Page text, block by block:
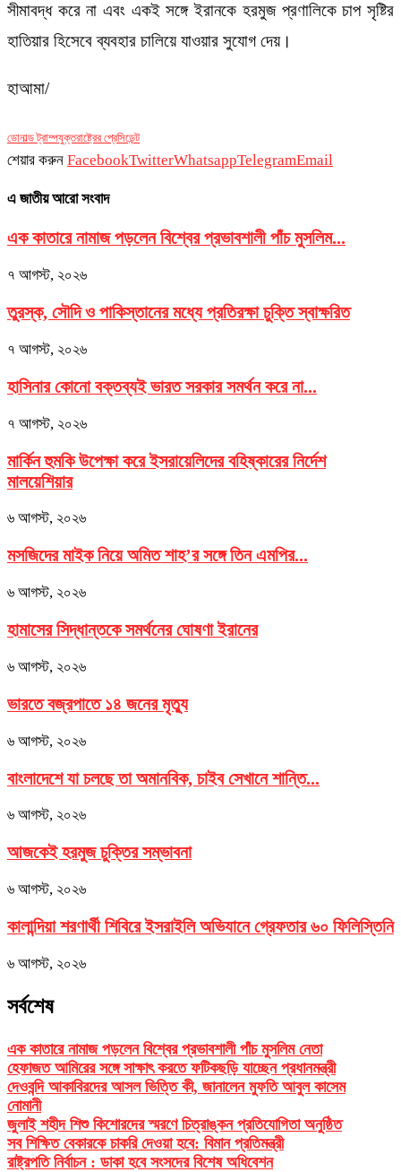
সীমাবদ্ধ করে না এবং একই সঙ্গে ইরানকে হরমুজ প্রণালিকে চাপ সৃষ্টির
হাতিয়ার হিসেবে ব্যবহার চালিয়ে যাওয়ার সুযোগ দেয়।
হাআমা/
ডোনাল্ড ট্রাম্পযুক্তরাষ্ট্রের প্রেসিডেন্ট
শেয়ার করুন FacebookTwitterWhatsappTelegramEmail
এ জাতীয় আরো সংবাদ
এক কাতারে নামাজ পড়লেন বিশ্বের প্রভাবশালী পাঁচ মুসলিম...
৭ আগস্ট, ২০২৬
তুরস্ক, সৌদি ও পাকিস্তানের মধ্যে প্রতিরক্ষা চুক্তি স্বাক্ষরিত
৭ আগস্ট, ২০২৬
হাসিনার কোনো বক্তব্যই ভারত সরকার সমর্থন করে না...
৭ আগস্ট, ২০২৬
মার্কিন হুমকি উপেক্ষা করে ইসরায়েলিদের বহিষ্কারের নির্দেশ
মালয়েশিয়ার
৬ আগস্ট, ২০২৬
মসজিদের মাইক নিয়ে অমিত শাহ’র সঙ্গে তিন এমপির...
৬ আগস্ট, ২০২৬
হামাসের সিদ্ধান্তকে সমর্থনের ঘোষণা ইরানের
৬ আগস্ট, ২০২৬
ভারতে বজ্রপাতে ১৪ জনের মৃত্যু
৬ আগস্ট, ২০২৬
বাংলাদেশে যা চলছে তা অমানবিক, চাইব সেখানে শান্তি...
৬ আগস্ট, ২০২৬
আজকেই হরমুজ চুক্তির সম্ভাবনা
৬ আগস্ট, ২০২৬
কালান্দিয়া শরণার্থী শিবিরে ইসরাইলি অভিযানে গ্রেফতার ৬০ ফিলিস্তিনি
৬ আগস্ট, ২০২৬
সর্বশেষ
এক কাতারে নামাজ পড়লেন বিশ্বের প্রভাবশালী পাঁচ মুসলিম নেতা
হেফাজত আমিরের সঙ্গে সাক্ষাৎ করতে ফটিকছড়ি যাচ্ছেন প্রধানমন্ত্রী
দেওবন্দি আকাবিরদের আসল ভিত্তি কী, জানালেন মুফতি আবুল কাসেম
নোমানী
জুলাই শহীদ শিশু কিশোরদের স্মরণে চিত্রাঙ্কন প্রতিযোগিতা অনুষ্ঠিত
সব শিক্ষিত বেকারকে চাকরি দেওয়া হবে: বিমান প্রতিমন্ত্রী
রাষ্ট্রপতি নির্বাচন : ডাকা হবে সংসদের বিশেষ অধিবেশন